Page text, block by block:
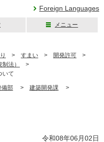
Foreign Languages
メニュー
> すまい > 開発許可 >
法）
>
いて
備部 > 建築開発課 >
令和08年06月02日